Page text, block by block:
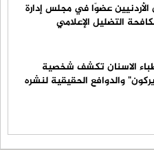
عضوًا في مجلس إدارة
التضليل الإعلامي
الاسنان تكشف شخصية
والدوافع الحقيقية لنشره